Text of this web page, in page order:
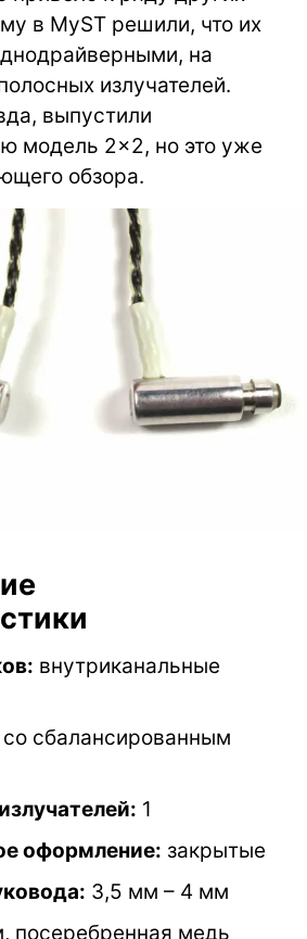
в MyST решили, что их
на
излучателей.
выпустили
модель 2×2, но это уже
обзора.
внутриканальные
со сбалансированным
1
оформление: закрытые
3,5 мм – 4 мм
посеребренная медь